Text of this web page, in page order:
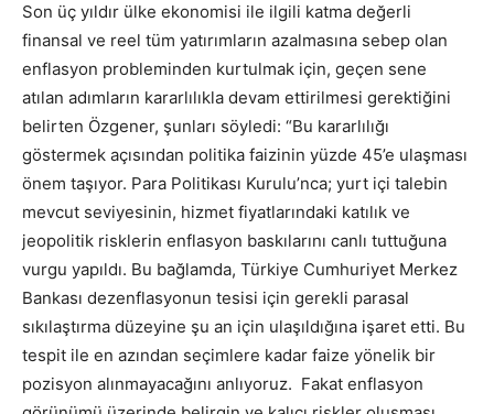
Son üç yıldır ülke ekonomisi ile ilgili katma değerli
finansal ve reel tüm yatırımların azalmasına sebep olan
enflasyon probleminden kurtulmak için, geçen sene
atılan adımların kararlılıkla devam ettirilmesi gerektiğini
belirten Özgener, şunları söyledi: “Bu kararlılığı
göstermek açısından politika faizinin yüzde 45’e ulaşması
önem taşıyor. Para Politikası Kurulu’nca; yurt içi talebin
mevcut seviyesinin, hizmet fiyatlarındaki katılık ve
jeopolitik risklerin enflasyon baskılarını canlı tuttuğuna
vurgu yapıldı. Bu bağlamda, Türkiye Cumhuriyet Merkez
Bankası dezenflasyonun tesisi için gerekli parasal
sıkılaştırma düzeyine şu an için ulaşıldığına işaret etti. Bu
tespit ile en azından seçimlere kadar faize yönelik bir
pozisyon alınmayacağını anlıyoruz. Fakat enflasyon